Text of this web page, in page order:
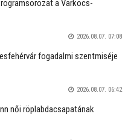
a Varkocs-
2026.08.07. 07:08
fogadalmi szentmiséje
2026.08.07. 06:42
női röplabdacsapatának